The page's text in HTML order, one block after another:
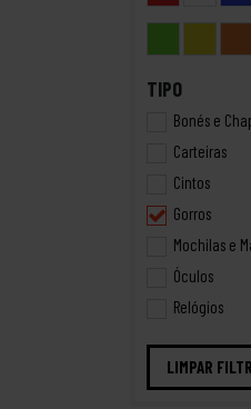
TIPO
Bonés e
Carteiras
Cintos
Gorros
Mochilas e
Óculos
Relógios
LIMPAR